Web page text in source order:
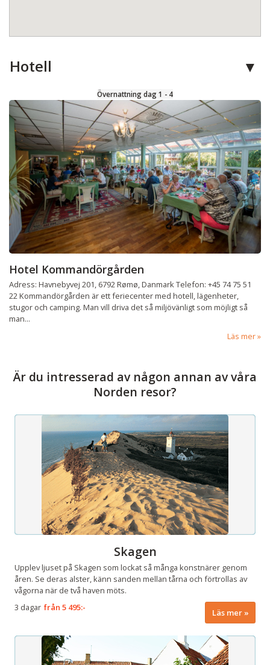
Hotell
Övernattning dag 1 - 4
Hotel Kommandörgården
Adress: Havnebyvej 201, 6792 Rømø, Danmark Telefon: +45 74 75 51
22 Kommandörgården är ett feriecenter med hotell, lägenheter,
stugor och camping. Man vill driva det så miljövänligt som möjligt så
man...
Läs mer
Är du intresserad av någon annan av våra
Norden resor?
Skagen
Upplev ljuset på Skagen som lockat så många konstnärer genom
åren. Se deras alster, känn sanden mellan tårna och förtrollas av
vågorna när de två haven möts.
3 dagar från5 495:- Läs mer